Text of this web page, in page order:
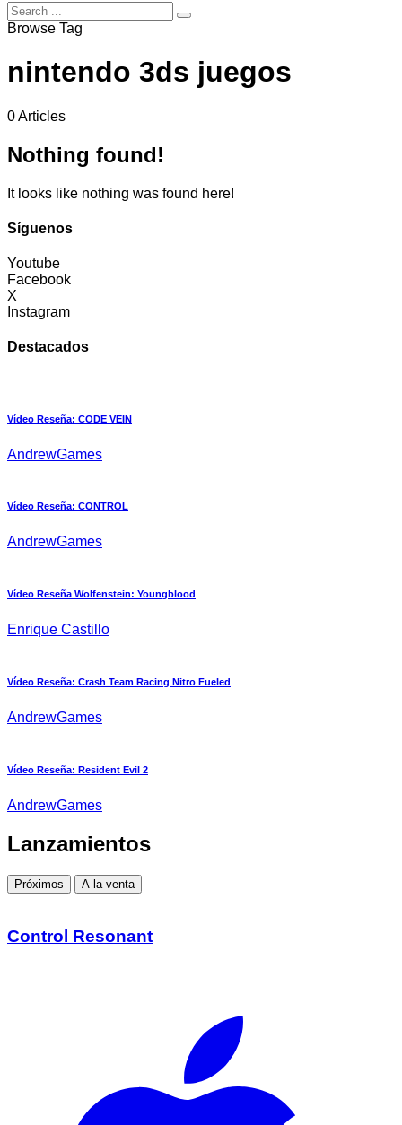
Browse Tag
nintendo 3ds juegos
0 Articles
Nothing found!
It looks like nothing was found here!
Síguenos
Youtube
Facebook
X
Instagram
Destacados
Vídeo Reseña: CODE VEIN
AndrewGames
Vídeo Reseña: CONTROL
AndrewGames
Vídeo Reseña Wolfenstein: Youngblood
Enrique Castillo
Vídeo Reseña: Crash Team Racing Nitro Fueled
AndrewGames
Vídeo Reseña: Resident Evil 2
AndrewGames
Lanzamientos
Próximos A la venta
Control Resonant